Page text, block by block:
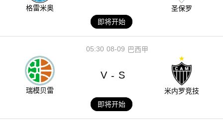
格雷米奥
圣保罗
即将开始
08-09
05:30 巴西甲
瑞模贝雷
V - S
米内罗竞技
即将开始